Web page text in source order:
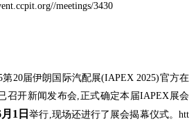
meetings/3430
20届伊朗国际汽配展(IAPEX 2025)官方在
召开新闻发布会,正式确定本届IAPEX展会
1日举行,现场还进行了展会揭幕仪式。htt